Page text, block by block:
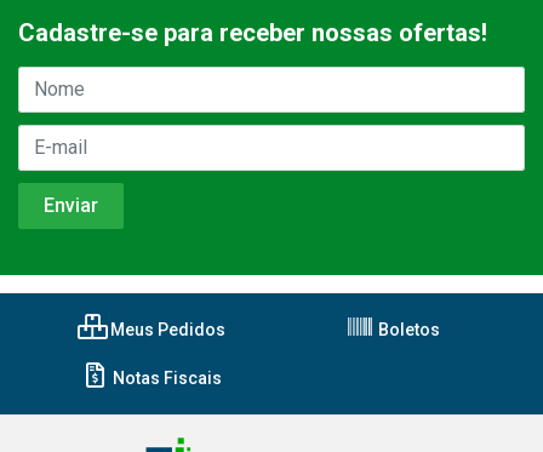
Cadastre-se para receber nossas ofertas!
Meus Pedidos Boletos
Notas Fiscais